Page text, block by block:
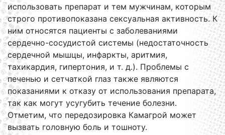
использовать препарат и тем мужчинам, которым
строго противопоказана сексуальная активность. К
ним относятся пациенты с заболеваниями
сердечно-сосудистой системы (недостаточность
сердечной мышцы, инфаркты, аритмия,
тахикардия, гипертония, и т. д.). Проблемы с
печенью и сетчаткой глаз также являются
показаниями к отказу от использования препарата,
так как могут усугубить течение болезни.
Отметим, что передозировка Камагрой может
вызвать головную боль и тошноту.